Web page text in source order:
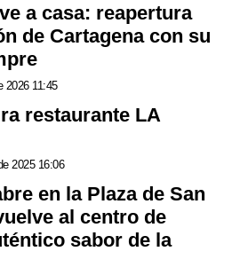
a casa: reapertura
de Cartagena con su
2026 11:45
restaurante LA
2025 16:06
en la Plaza de San
al centro de
sabor de la